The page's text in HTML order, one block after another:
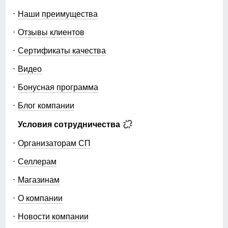
Наши преимущества
Отзывы клиентов
Сертификаты качества
Видео
Бонусная программа
Блог компании
Условия сотрудничества
Организаторам СП
Селлерам
Магазинам
О компании
Новости компании